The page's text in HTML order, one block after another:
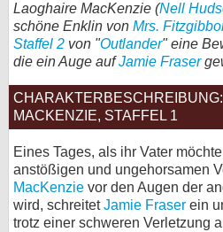
Laoghaire MacKenzie (Nell
schöne Enklin von Mrs.
Staffel 2 von "Outlander" eine
die ein Auge aufJamie Fraser
MACKENZIE, STAFFEL 1
Eines Tages, als ihr Vater
anstößigen und ungehorsamen
MacKenzie vor den Augen der
wird, schreitetJamie Fraser ein
trotz einer schweren Verletzung
SERVICE
bei X
bei